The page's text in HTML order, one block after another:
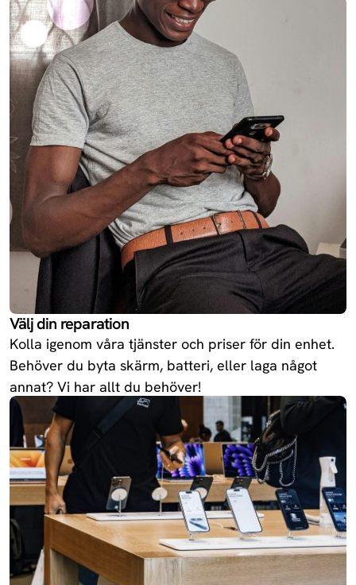
Xiaomi
Huawei Enjoy 70X
Xiaomi
Redmi Turbo
4
Oneplus Ace 5
Välj din reparation
Kolla igenom våra tjänster och priser för din enhet.
Behöver du byta skärm, batteri, eller laga något
annat? Vi har allt du behöver!